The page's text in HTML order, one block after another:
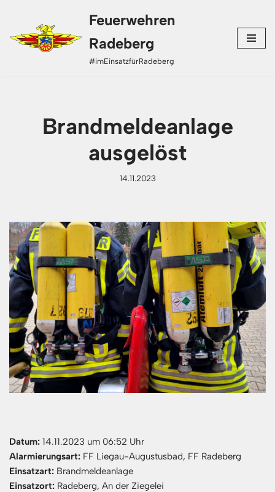
Zum
Inhalt
Feuerwehren
Radeberg
#imEinsatzfürRadeberg
Brandmeldeanlage
ausgelöst
14.11.2023
Datum: 14.11.2023 um 06:52 Uhr
Alarmierungsart: FF Liegau-Augustusbad, FF Radeberg
Einsatzart: Brandmeldeanlage
Einsatzort: Radeberg, An der Ziegelei